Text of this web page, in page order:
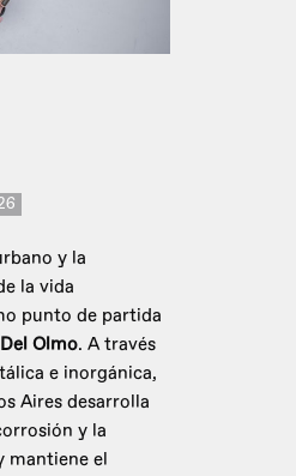
y la
la vida
punto de partida
Del Olmo. A través
e inorgánica,
Aires desarrolla
y la
mantiene el